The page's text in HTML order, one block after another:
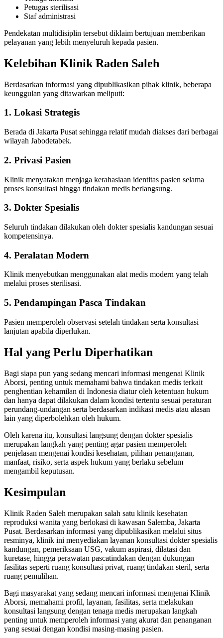
Petugas sterilisasi
Staf administrasi
Pendekatan multidisiplin tersebut diklaim bertujuan memberikan
pelayanan yang lebih menyeluruh kepada pasien.
Kelebihan Klinik Raden Saleh
Berdasarkan informasi yang dipublikasikan pihak klinik, beberapa
keunggulan yang ditawarkan meliputi:
1. Lokasi Strategis
Berada di Jakarta Pusat sehingga relatif mudah diakses dari berbagai
wilayah Jabodetabek.
2. Privasi Pasien
Klinik menyatakan menjaga kerahasiaan identitas pasien selama
proses konsultasi hingga tindakan medis berlangsung.
3. Dokter Spesialis
Seluruh tindakan dilakukan oleh dokter spesialis kandungan sesuai
kompetensinya.
4. Peralatan Modern
Klinik menyebutkan menggunakan alat medis modern yang telah
melalui proses sterilisasi.
5. Pendampingan Pasca Tindakan
Pasien memperoleh observasi setelah tindakan serta konsultasi
lanjutan apabila diperlukan.
Hal yang Perlu Diperhatikan
Bagi siapa pun yang sedang mencari informasi mengenai Klinik
Aborsi, penting untuk memahami bahwa tindakan medis terkait
penghentian kehamilan di Indonesia diatur oleh ketentuan hukum
dan hanya dapat dilakukan dalam kondisi tertentu sesuai peraturan
perundang-undangan serta berdasarkan indikasi medis atau alasan
lain yang diperbolehkan oleh hukum.
Oleh karena itu, konsultasi langsung dengan dokter spesialis
merupakan langkah yang penting agar pasien memperoleh
penjelasan mengenai kondisi kesehatan, pilihan penanganan,
manfaat, risiko, serta aspek hukum yang berlaku sebelum
mengambil keputusan.
Kesimpulan
Klinik Raden Saleh merupakan salah satu klinik kesehatan
reproduksi wanita yang berlokasi di kawasan Salemba, Jakarta
Pusat. Berdasarkan informasi yang dipublikasikan melalui situs
resminya, klinik ini menyediakan layanan konsultasi dokter spesialis
kandungan, pemeriksaan USG, vakum aspirasi, dilatasi dan
kuretase, hingga perawatan pascatindakan dengan dukungan
fasilitas seperti ruang konsultasi privat, ruang tindakan steril, serta
ruang pemulihan.
Bagi masyarakat yang sedang mencari informasi mengenai Klinik
Aborsi, memahami profil, layanan, fasilitas, serta melakukan
konsultasi langsung dengan tenaga medis merupakan langkah
penting untuk memperoleh informasi yang akurat dan penanganan
yang sesuai dengan kondisi masing-masing pasien.